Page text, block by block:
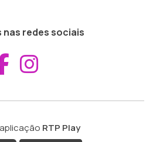
nas redes sociais
Aceder ao
RTP Play